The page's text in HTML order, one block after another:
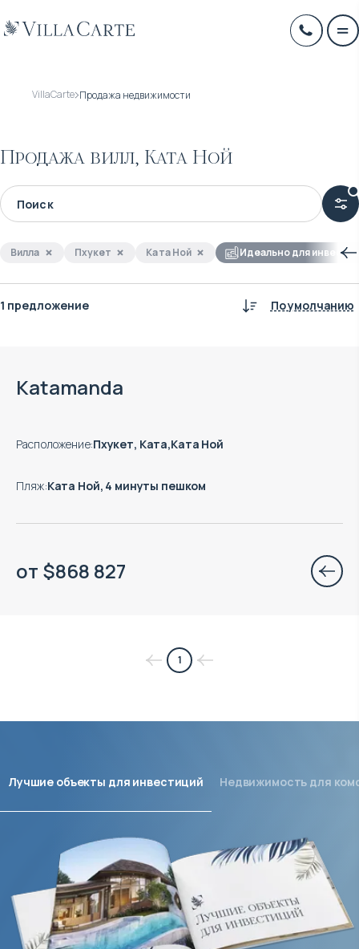
VillaCarte Продажа недвижимости
Продажа вилл, Ката Ной
Вилла Пхукет Ката Ной Идеально для
1 предложение По умолчанию
Katamanda
Расположение:Пхукет, Ката,Ката Ной
Пляж:Ката Ной, 4 минуты пешком
от $868 827
1
Лучшие объекты для инвестиций Недвижимость для